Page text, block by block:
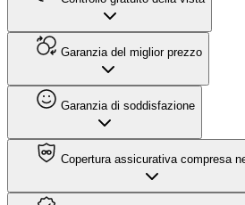
Garanzia del miglior prezzo
Garanzia di soddisfazione
Copertura assicurativa compresa